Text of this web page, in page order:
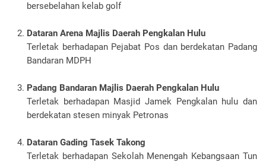
bersebelahan kelab golf
Dataran Arena Majlis Daerah Pengkalan Hulu
Terletak berhadapan Pejabat Pos dan berdekatan Padang
Bandaran MDPH
Padang Bandaran Majlis Daerah Pengkalan Hulu
Terletak berhadapan Masjid Jamek Pengkalan hulu dan
berdekatan stesen minyak Petronas
Dataran Gading Tasek Takong
Terletak berhadapan Sekolah Menengah Kebangsaan Tun